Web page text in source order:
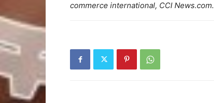
commerce international, CCI News.com.